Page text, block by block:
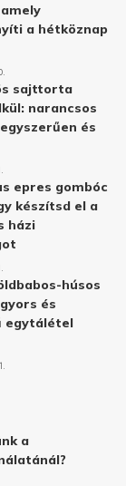
a hétköznap
sajttorta
narancsos
és
epres gombóc
készítsd el a
házi
húsos
és
egytálétel
a